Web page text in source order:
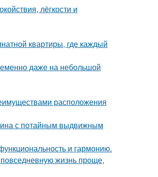
лёгкости и
квартиры, где каждый
даже на небольшой
расположения
с потайным выдвижным
и гармонию.
жизнь проще,